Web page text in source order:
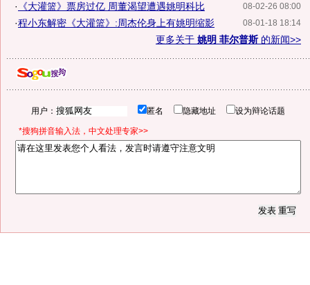
08-02-26 08:00
· 《大灌篮》票房过亿 周董渴望遭遇姚明科比
08-01-18 18:14
·程小东解密《大灌篮》:周杰伦身上有姚明缩影
更多关于 姚明 菲尔普斯的新闻>>
用户： 匿名 隐藏地址 设为辩论话题
*搜狗拼音输入法，中文处理专家>>